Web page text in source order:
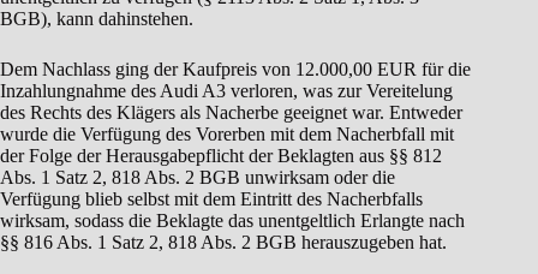
BGB), kann dahinstehen.
Dem Nachlass ging der Kaufpreis von 12.000,00 EUR für die
Inzahlungnahme des Audi A3 verloren, was zur Vereitelung
des Rechts des Klägers als Nacherbe geeignet war. Entweder
wurde die Verfügung des Vorerben mit dem Nacherbfall mit
der Folge der Herausgabepflicht der Beklagten aus §§ 812
Abs. 1 Satz 2, 818 Abs. 2 BGB unwirksam oder die
Verfügung blieb selbst mit dem Eintritt des Nacherbfalls
wirksam, sodass die Beklagte das unentgeltlich Erlangte nach
§§ 816 Abs. 1 Satz 2, 818 Abs. 2 BGB herauszugeben hat.